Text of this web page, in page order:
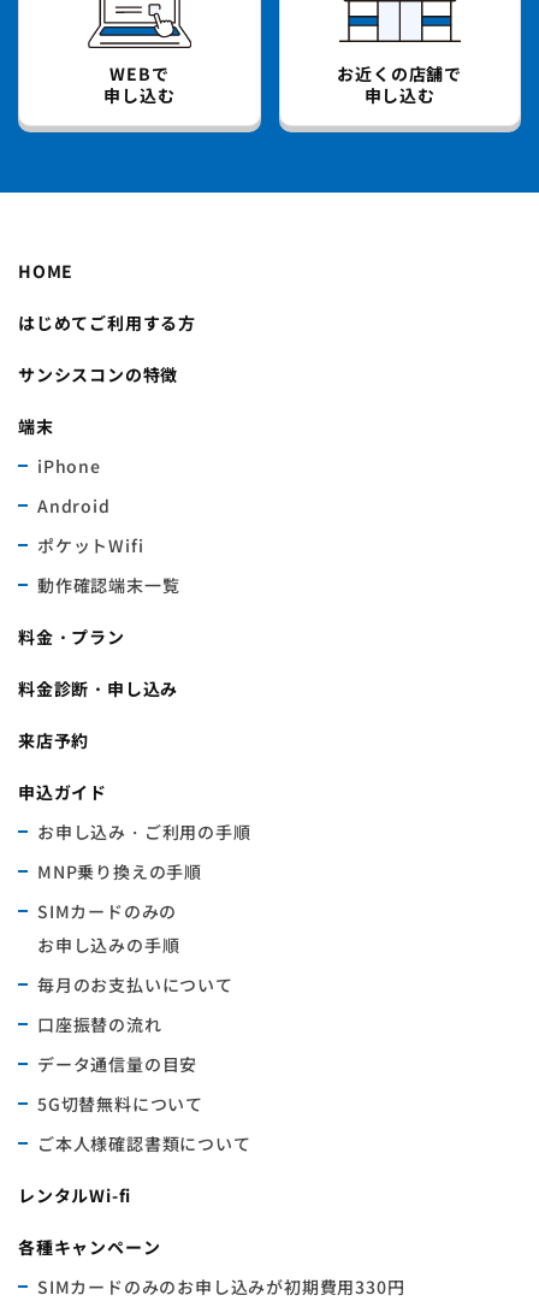
WEBで
申し込む
お近くの店舗で
申し込む
HOME
はじめてご利用する方
サンシスコンの特徴
端末
iPhone
Android
ポケットWifi
動作確認端末一覧
料金・プラン
料金診断・申し込み
来店予約
申込ガイド
お申し込み・ご利用の手順
MNP乗り換えの手順
SIMカードのみの
お申し込みの手順
毎月のお支払いについて
口座振替の流れ
データ通信量の目安
5G切替無料について
ご本人様確認書類について
レンタルWi-fi
各種キャンペーン
SIMカードのみのお申し込みが初期費用330円